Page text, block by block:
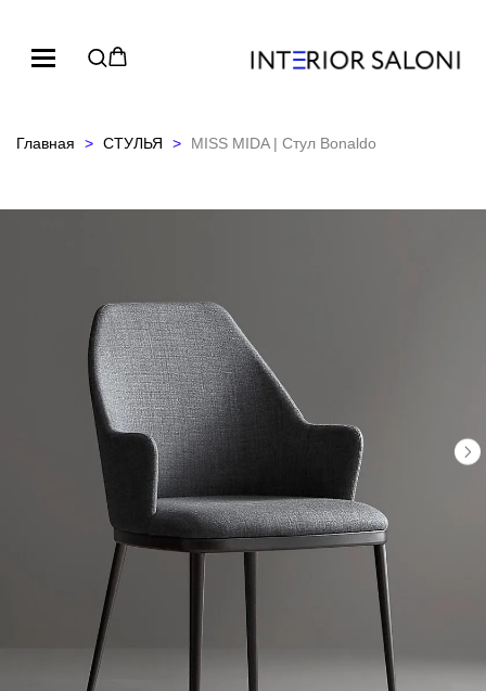
Главная СТУЛЬЯ MISS MIDA | Стул Bonaldo